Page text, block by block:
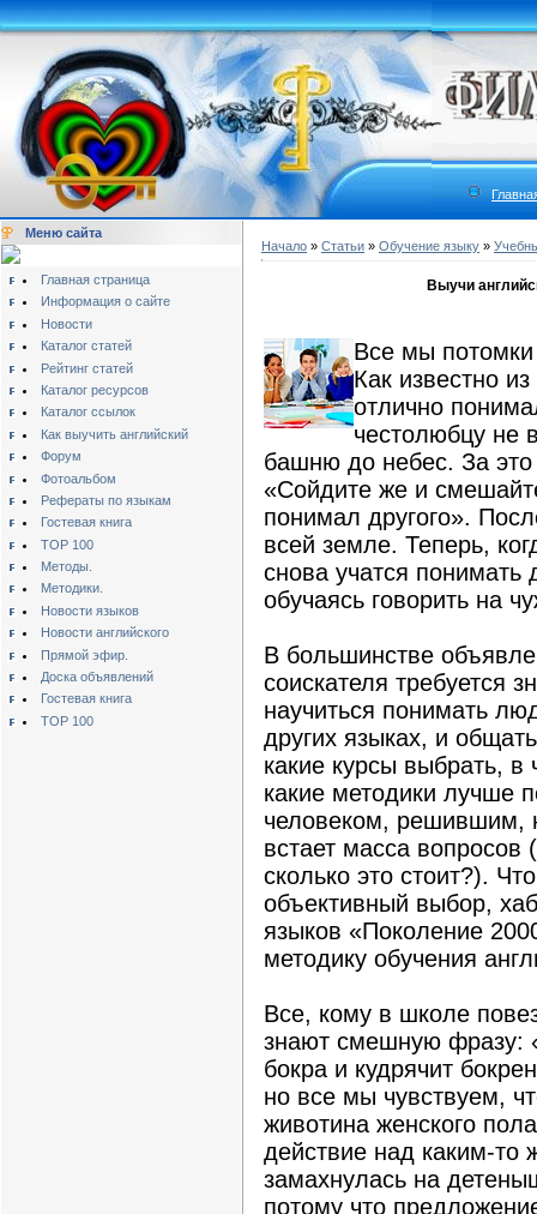
Меню сайта
Главная страница
Информация о сайте
Новости
Каталог статей
Рейтинг статей
Каталог ресурсов
Каталог ссылок
Как выучить английский
Форум
Фотоальбом
Рефераты по языкам
Гостевая книга
TOP 100
Методы.
Методики.
Новости языков
Новости английского
Прямой эфир.
Доска объявлений
Гостевая книга
TOP 100
Начало » Статьи » Обучение языку »
Выучи
Все мы
Как известно
отлично
честолюбцу не
башню до небес. За это
«Сойдите же и
понимал другого».
всей земле. Теперь,
снова учатся понимать
обучаясь говорить на
В большинстве
соискателя требуется
научиться понимать
других языках, и
какие курсы выбрать,
какие методики лучше
человеком, решившим,
встает масса вопросов
сколько это стоит?).
объективный выбор,
языков «Поколение
методику обучения
Все, кому в школе
знают смешную фразу:
бокра и кудрячит
но все мы чувствуем,
животина женского
действие над каким-то
замахнулась на
потому что